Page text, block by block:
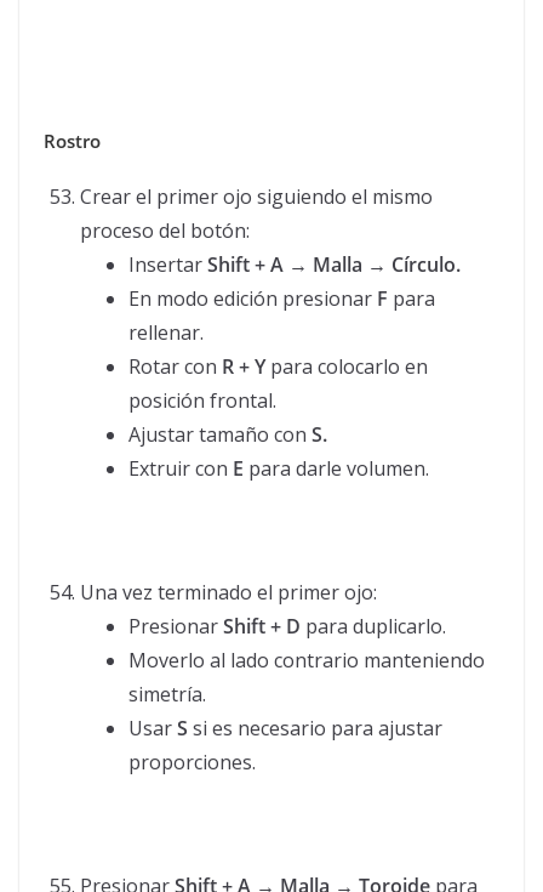
Rostro
Crear el primer ojo siguiendo el mismo
proceso del botón:
InsertarShift + A → Malla → Círculo.
En modo edición presionar F para
rellenar.
Rotar con R + Ypara colocarlo en
posición frontal.
Ajustar tamaño con S.
Extruir con E para darle volumen.
Una vez terminado el primer ojo:
PresionarShift + D para duplicarlo.
Moverlo al lado contrario manteniendo
simetría.
UsarS si es necesario para ajustar
proporciones.
PresionarShift + A → Malla → Toroide para